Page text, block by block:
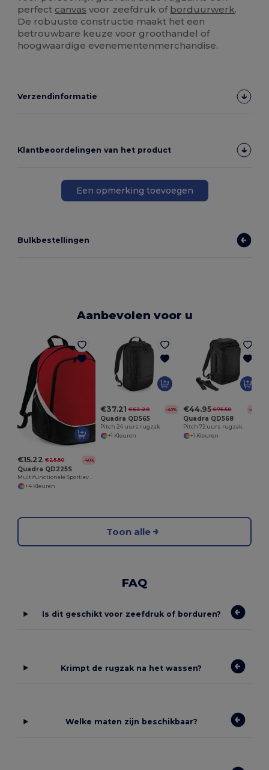
perfect canvas voor zeefdruk of borduurwerk.
De robuuste constructie maakt het een
betrouwbare keuze voor groothandel of
hoogwaardige evenementenmerchandise.
Verzendinformatie
Klantbeoordelingen van het product
Een opmerking toevoegen
Bulkbestellingen
Aanbevolen voor u
€15.22 €25.50 -40%
Quadra QD225S
Multifunctionele Sportieve Rugzak voor Teams
+4 Kleuren
€37.21 €62.20 -40%
Quadra QD565
Pitch 24 uurs rugzak
+1 Kleuren
€44.95 €75.50 -40%
Quadra QD568
Pitch 72 uurs rugzak
+1 Kleuren
Toon alle
FAQ
Is dit geschikt voor zeefdruk of borduren?
Krimpt de rugzak na het wassen?
Welke maten zijn beschikbaar?